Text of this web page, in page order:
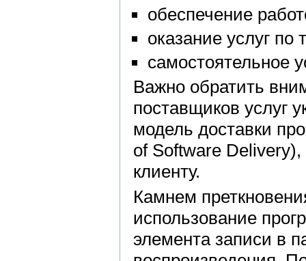
обеспечение
оказание услуг по
самостоятельное
Важно обратить
поставщиков услуг
модель доставки
of Software
клиенту.
Камнем
использование
элемента записи в